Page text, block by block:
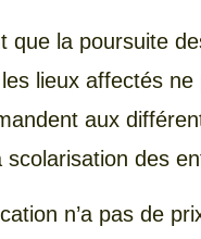
que la poursuite
lieux affectés ne
aux
des
n’a pas de